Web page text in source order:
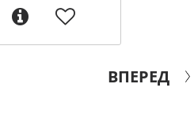
ВПЕРЕД